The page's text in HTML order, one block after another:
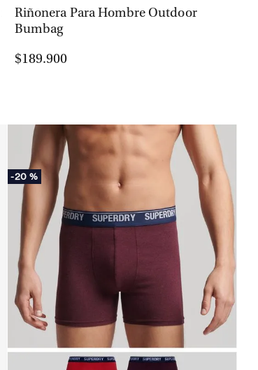
VISTA RÁPIDA
Riñonera Para Hombre Outdoor
Bumbag
$189.900
-20 %